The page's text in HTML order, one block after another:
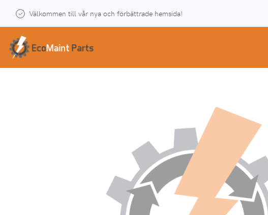
Välkommen till vår nya och förbättrade hemsida!